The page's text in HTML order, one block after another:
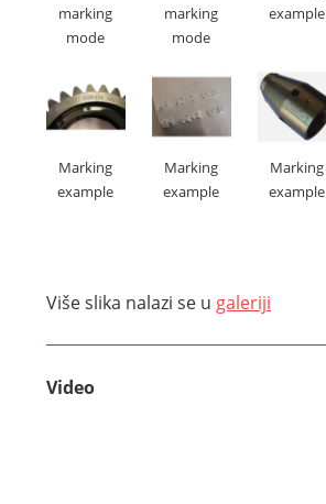
marking
mode
marking
mode
example
Marking
example
Marking
example
Marking
example
Više slika nalazi se u galeriji
Video